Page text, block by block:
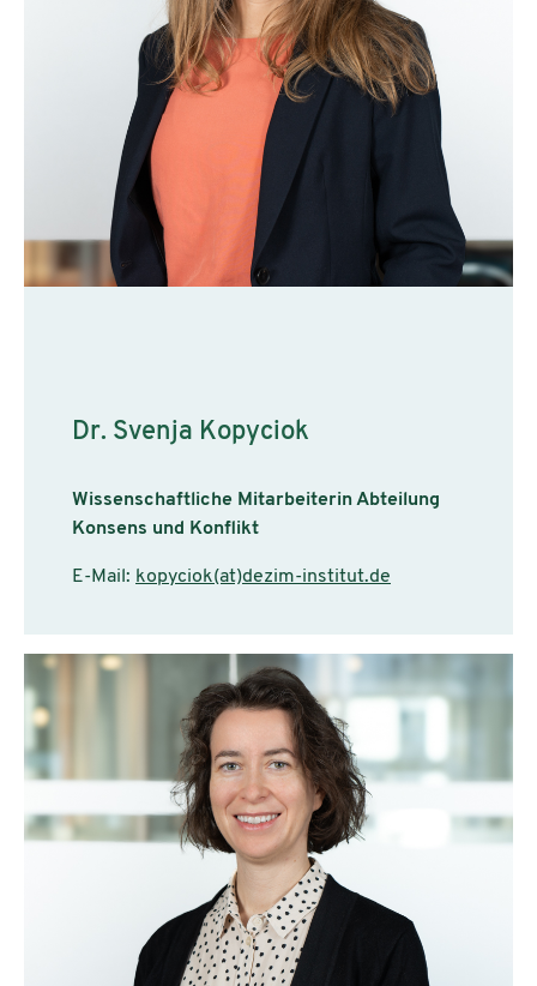
Dr. Svenja Kopyciok
Wissenschaftliche Mitarbeiterin Abteilung
Konsens und Konflikt
E-Mail: kopyciok(at)dezim-institut.de